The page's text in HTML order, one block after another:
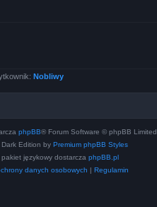
Nobliwy
phpBB® Forum Software © phpBB Limited
Dark Edition by Premium phpBB Styles
pakiet językowy dostarcza phpBB.pl
danych osobowych | Regulamin